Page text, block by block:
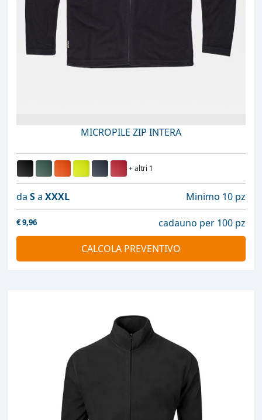
MICROPILE ZIP INTERA
+ altri 1
da Sa XXXL Minimo 10 pz
€9,96
cadauno per 100 pz
CALCOLA PREVENTIVO